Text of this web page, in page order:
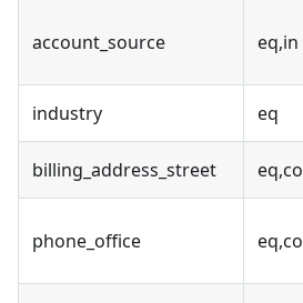
account_source eq,in
industry eq
billing_address_street
phone_office